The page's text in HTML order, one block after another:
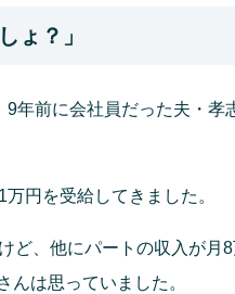
ょ？」
年前に会社員だった夫・孝
円を受給してきました。
ど、他にパートの収入が月
んは思っていました。